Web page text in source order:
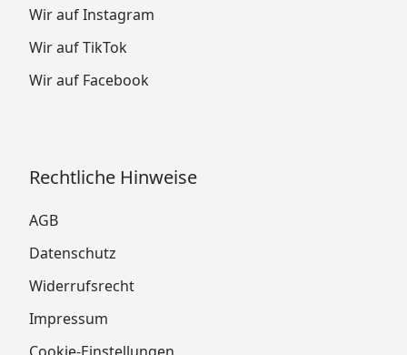
Wir auf Instagram
Wir auf TikTok
Wir auf Facebook
Rechtliche Hinweise
AGB
Datenschutz
Widerrufsrecht
Impressum